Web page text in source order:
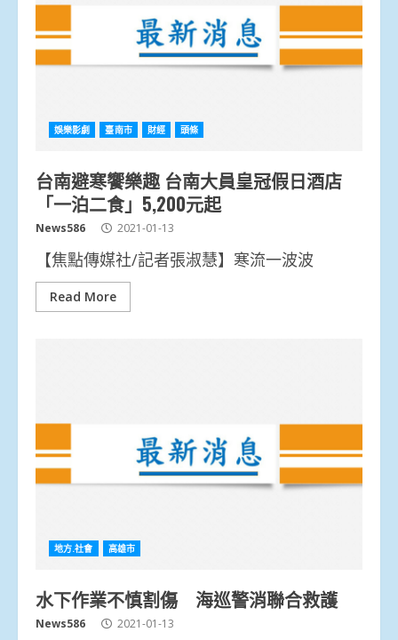
娛樂影劇 臺南市 財經 頭條
台南避寒饗樂趣 台南大員皇冠假日酒店
「一泊二食」5,200元起
News586 2021-01-13
【焦點傳媒社/記者張淑慧】寒流一波波
Read More
地方.社會 高雄市
水下作業不慎割傷 海巡警消聯合救護
News586 2021-01-13